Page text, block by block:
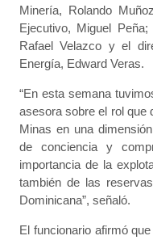
Minería, Rolando
Ejecutivo, Miguel
Rafael Velazco y el
Energía, Edward Veras.
“En esta semana
asesora sobre el rol que
Minas en una
de conciencia y
importancia de la
también de las
Dominicana”, señaló.
El funcionario afirmó